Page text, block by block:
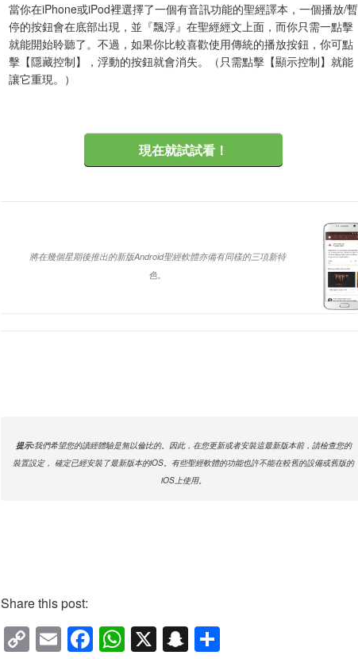
當你在iPhone或iPod裡選擇了一個有音訊功能的聖經譯本，一個播放/暫
停的按鈕會在底部出現，並『飄浮』在聖經經文上面，而你只需一點擊
就能開始聆聽了。不過，如果你比較喜歡使用傳統的播放按鈕，你可點
擊【隱藏控制】，浮動的按鈕就會消失。（只需點擊【顯示控制】就能
讓它重現。）
現在就試試看！
將在幾個星期後推出的新版Android聖經軟體亦備有同樣的三項新特
色。
提示:我們希望您的讀經體驗是無以倫比的。因此，在您更新或者安裝這最新版本前，請檢查您的
裝置設定， 確定已經安裝了最新版本的iOS。有些聖經軟體的功能也許不能在較舊的設備或舊版的
iOS上使用。
Share this post:
C E F W X S